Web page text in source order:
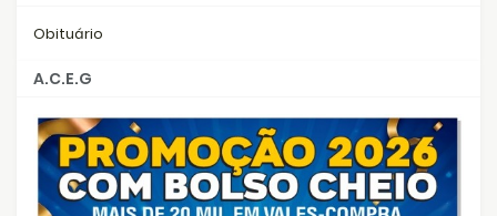
Obituário
A.C.E.G